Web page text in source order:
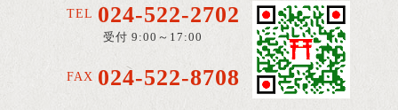
TEL 024-522-2702
受付 9:00～17:00
FAX 024-522-8708